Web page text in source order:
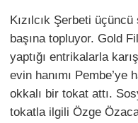
Kızılcık Şerbeti
başına topluyor. Gold
yaptığı entrikalarla
evin hanımı Pembe’ye
okkalı bir tokat attı.
tokatla ilgili Özge